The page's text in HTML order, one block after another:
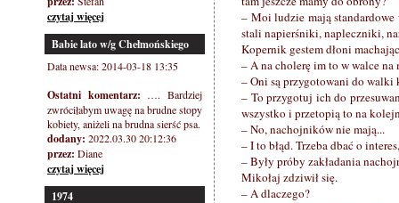
czytaj więcej
Babie lato w/g Chełmońskiego
Data newsa: 2014-03-18 13:35
Ostatni komentarz: …. Bardziej
zwróciłabym uwagę na brudne stopy
kobiety, aniżeli na brudna sierść psa.
dodany: 2022.03.30 20:12:36
przez: Diane
czytaj więcej
1974
– Moi ludzie mają standardowe
stali napierśniki, napleczniki,
Kopernik gestem dłoni
– A na cholerę im to w walce na
– Oni są przygotowani do
– To przygotuj ich do
wszystko i przetopią to na
– No, nachojników nie mają...
– I to błąd. Trzeba dbać o
– Były próby zakładania
Mikołaj zdziwił się.
– A dlaczego?